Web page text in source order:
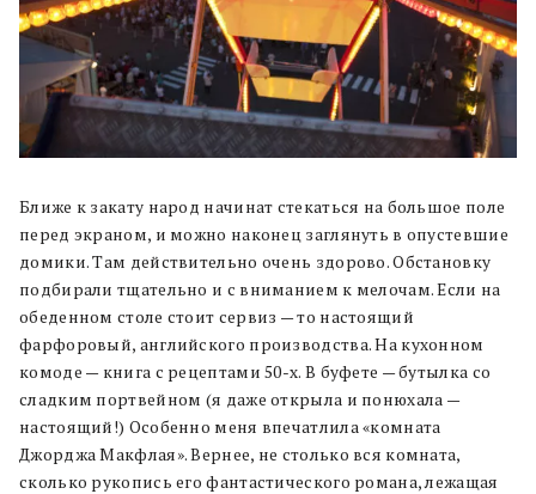
Ближе к закату народ начинат стекаться на большое поле
перед экраном, и можно наконец заглянуть в опустевшие
домики. Там действительно очень здорово. Обстановку
подбирали тщательно и с вниманием к мелочам. Если на
обеденном столе стоит сервиз — то настоящий
фарфоровый, английского производства. На кухонном
комоде — книга с рецептами 50-х. В буфете — бутылка со
сладким портвейном (я даже открыла и понюхала —
настоящий!) Особенно меня впечатлила «комната
Джорджа Макфлая». Вернее, не столько вся комната,
сколько рукопись его фантастического романа, лежащая